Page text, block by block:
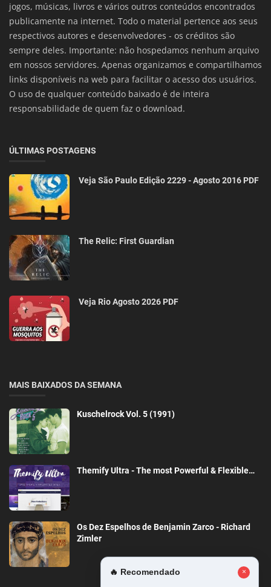
jogos, músicas, livros e vários outros conteúdos encontrados
publicamente na internet. Todo o material pertence aos seus
respectivos autores e desenvolvedores - os créditos são
sempre deles. Importante: não hospedamos nenhum arquivo
em nossos servidores. Apenas organizamos e compartilhamos
links disponíveis na web para facilitar o acesso dos usuários.
O uso de qualquer conteúdo baixado é de inteira
responsabilidade de quem faz o download.
ÚLTIMAS POSTAGENS
Veja São Paulo Edição 2229 - Agosto 2016 PDF
The Relic: First Guardian
Veja Rio Agosto 2026 PDF
MAIS BAIXADOS DA SEMANA
Kuschelrock Vol. 5 (1991)
Themify Ultra - The most Powerful & Flexible…
Os Dez Espelhos de Benjamin Zarco - Richard
Zimler
🔥 Recomendado ×